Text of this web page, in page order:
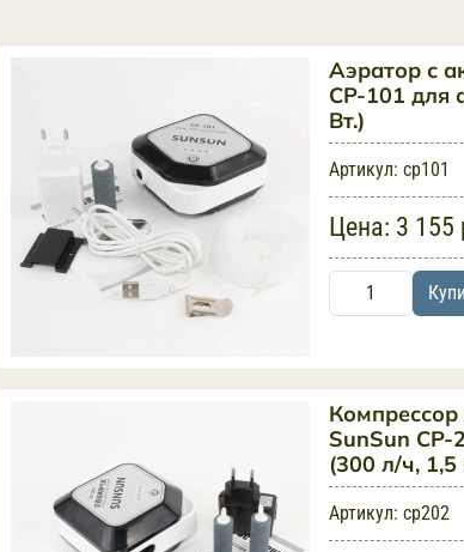
Аэратор с
CP-101 для
Вт.)
Артикул: cp101
Цена: 3 155
Компрессор
SunSun
(300 л/ч, 1,5
Артикул: cp202